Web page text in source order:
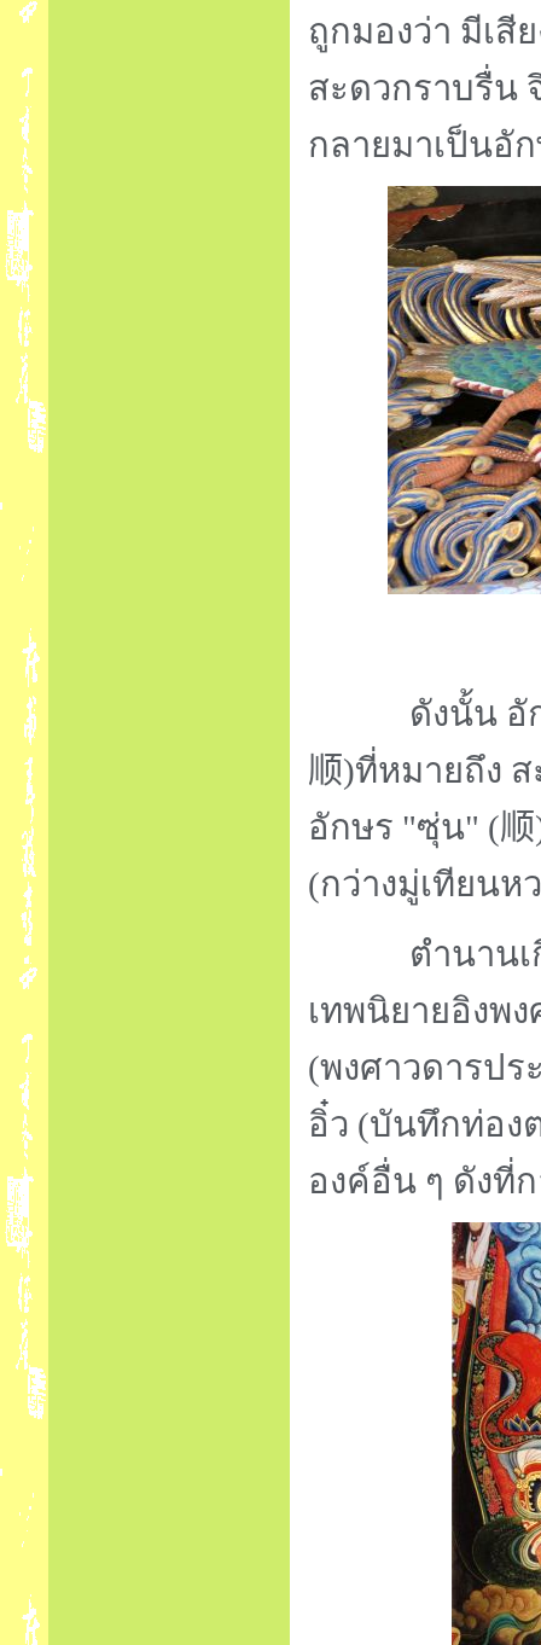
ถูกมองว่า มีเ
สะดวกราบรื่น
กลายมาเป็นอั
ดังนั้น อักษ
顺)ที่หมายถึง
อักษร "ซุ่น" (
(กว่างมู่เทียนห
ตำนานเกี่ย
เทพนิยายอิงพ
(พงศาวดารปร
อิ๋ว (บันทึกท่อง
องค์อื่น ๆ ดังที่